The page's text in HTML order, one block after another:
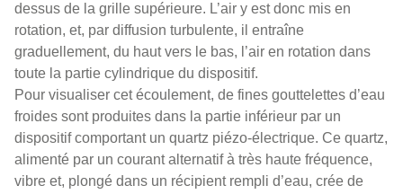
dessus de la grille supérieure. L’air y est donc mis en
rotation, et, par diffusion turbulente, il entraîne
graduellement, du haut vers le bas, l’air en rotation dans
toute la partie cylindrique du dispositif.
Pour visualiser cet écoulement, de fines gouttelettes d’eau
froides sont produites dans la partie inférieur par un
dispositif comportant un quartz piézo-électrique. Ce quartz,
alimenté par un courant alternatif à très haute fréquence,
vibre et, plongé dans un récipient rempli d’eau, crée de